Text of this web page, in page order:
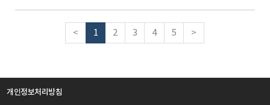
< 1 2 3 4 5 >
개인정보처리방침